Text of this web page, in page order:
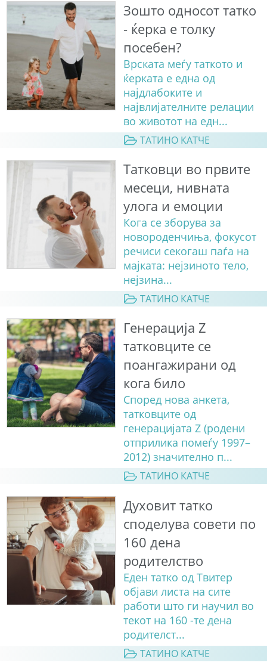
Зошто односот татко
- ќерка е толку
посебен?
Врската меѓу таткото и
ќерката е една од
најдлабоките и
највлијателните релации
во животот на едн...
ТАТИНО КАТЧЕ
Татковци во првите
месеци, нивната
улога и емоции
Кога се зборува за
новороденчиња, фокусот
речиси секогаш паѓа на
мајката: нејзиното тело,
нејзина...
ТАТИНО КАТЧЕ
Генерација Z
татковците се
поангажирани од
кога било
Според нова анкета,
татковците од
генерацијата Z (родени
отприлика помеѓу 1997–
2012) значително п...
ТАТИНО КАТЧЕ
Духовит татко
споделува совети по
160 дена
родителство
Еден татко од Твитер
објави листа на сите
работи што ги научил во
текот на 160 -те дена
родителст...
ТАТИНО КАТЧЕ